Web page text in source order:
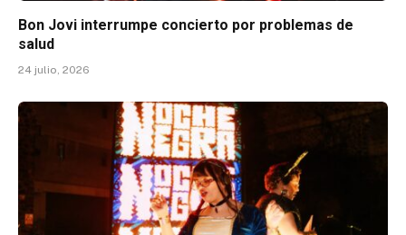
Bon Jovi interrumpe concierto por problemas de
salud
24 julio, 2026